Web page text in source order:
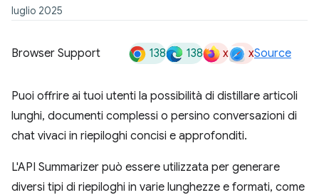
luglio 2025
Browser Support 138 138 x xSource
Puoi offrire ai tuoi utenti la possibilità di distillare articoli
lunghi, documenti complessi o persino conversazioni di
chat vivaci in riepiloghi concisi e approfonditi.
L'API Summarizer può essere utilizzata per generare
diversi tipi di riepiloghi in varie lunghezze e formati, come